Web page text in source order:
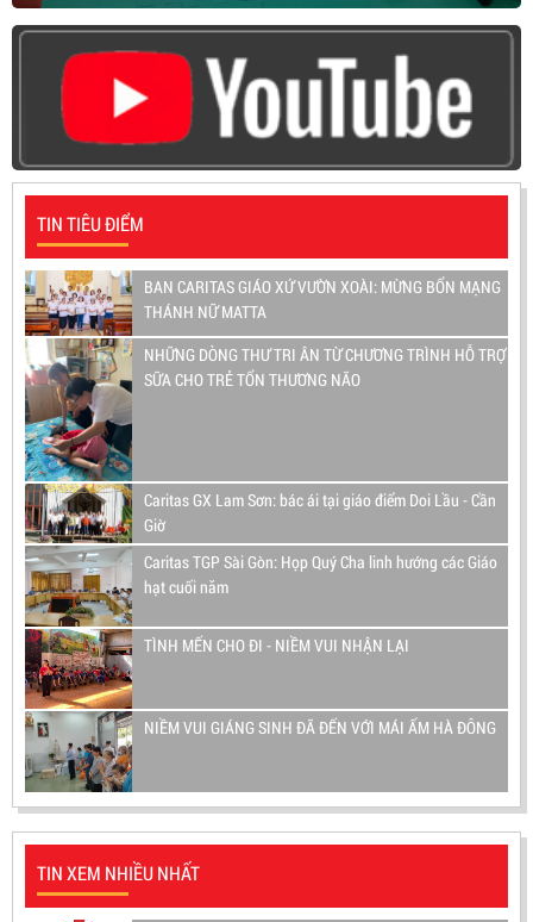
TIN TIÊU ĐIỂM
BAN CARITAS GIÁO XỨ VƯỜN XOÀI: MỪNG BỔN MẠNG
THÁNH NỮ MATTA
NHỮNG DÒNG THƯ TRI ÂN TỪ CHƯƠNG TRÌNH HỖ TRỢ
SỮA CHO TRẺ TỔN THƯƠNG NÃO
Caritas GX Lam Sơn: bác ái tại giáo điểm Doi Lầu - Cần
Giờ
Caritas TGP Sài Gòn: Họp Quý Cha linh hướng các Giáo
hạt cuối năm
TÌNH MẾN CHO ĐI - NIỀM VUI NHẬN LẠI
NIỀM VUI GIÁNG SINH ĐÃ ĐẾN VỚI MÁI ẤM HÀ ĐÔNG
TIN XEM NHIỀU NHẤT